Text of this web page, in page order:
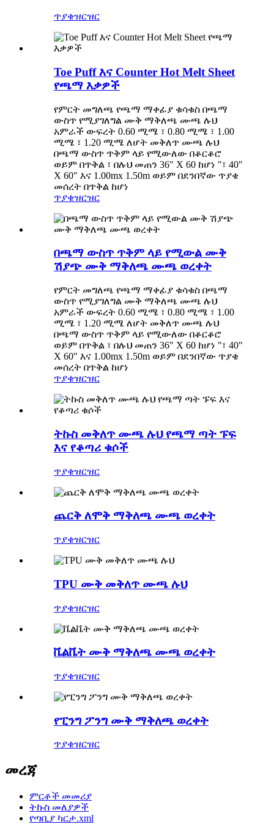
ጥያቄዝርዝር
Toe Puff እና Counter Hot Melt Sheet
የጫማ እቃዎች
የምርት መግለጫ የጫማ ማቀፊያ ቁሳቁስ በጫማ
ውስጥ የሚያገለግል ሙቅ ማቅለጫ ሙጫ ሉህ
አምራች ውፍረት 0.60 ሚሜ ፣ 0.80 ሚሜ ፣ 1.00
ሚሜ ፣ 1.20 ሚሜ ለሆት መቅለጥ ሙጫ ሉህ
በጫማ ውስጥ ጥቅም ላይ የሚውለው በቆርቆሮ
ወይም በጥቅል ፣ በሉህ መጠን 36" X 60 ከሆነ "፣ 40"
X 60" እና 1.00mx 1.50m ወይም በደንበኛው ጥያቄ
መሰረት በጥቅል ከሆነ
ጥያቄዝርዝር
በጫማ ውስጥ ጥቅም ላይ የሚውል ሙቅ
ሽያጭ ሙቅ ማቅለጫ ሙጫ ወረቀት
የምርት መግለጫ የጫማ ማቀፊያ ቁሳቁስ በጫማ
ውስጥ የሚያገለግል ሙቅ ማቅለጫ ሙጫ ሉህ
አምራች ውፍረት 0.60 ሚሜ ፣ 0.80 ሚሜ ፣ 1.00
ሚሜ ፣ 1.20 ሚሜ ለሆት መቅለጥ ሙጫ ሉህ
በጫማ ውስጥ ጥቅም ላይ የሚውለው በቆርቆሮ
ወይም በጥቅል ፣ በሉህ መጠን 36" X 60 ከሆነ "፣ 40"
X 60" እና 1.00mx 1.50m ወይም በደንበኛው ጥያቄ
መሰረት በጥቅል ከሆነ
ጥያቄዝርዝር
ትኩስ መቅለጥ ሙጫ ሉህ የጫማ ጣት ፑፍ
እና የቆጣሪ ቁሶች
ጥያቄዝርዝር
ጨርቅ ለሞቅ ማቅለጫ ሙጫ ወረቀት
ጥያቄዝርዝር
TPU ሙቅ መቅለጥ ሙጫ ሉህ
ጥያቄዝርዝር
ቬልቬት ሙቅ ማቅለጫ ሙጫ ወረቀት
ጥያቄዝርዝር
የፒንግ ፖንግ ሙቅ ማቅለጫ ወረቀት
ጥያቄዝርዝር
መረጃ
ምርቶች መመሪያ
ትኩስ መለያዎች
የጣቢያ ካርታ.xml